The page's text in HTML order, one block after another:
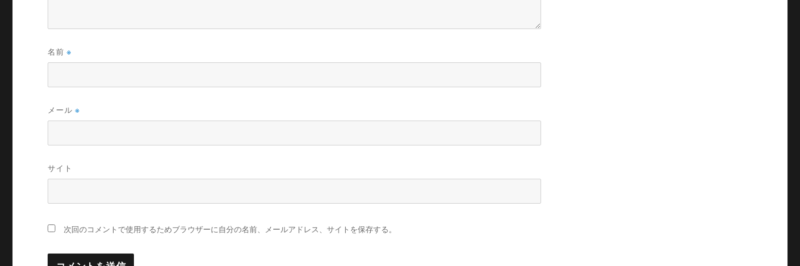
名前※
メール※
サイト
次回のコメントで使用するためブラウザーに自分の名前、メールアドレス、サイトを保存する。